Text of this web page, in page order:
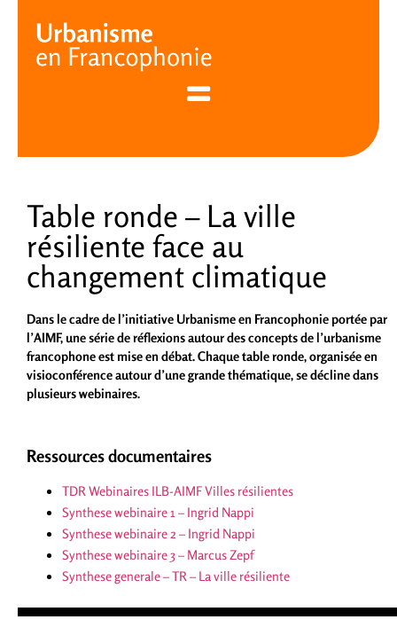
Table ronde – La ville
résiliente face au
changement climatique
Dans le cadre de l’initiative Urbanisme en Francophonie portée par
l’AIMF, une série de réflexions autour des concepts de l’urbanisme
francophone est mise en débat. Chaque table ronde, organisée en
visioconférence autour d’une grande thématique, se décline dans
plusieurs webinaires.
Ressources documentaires
TDR Webinaires ILB-AIMF Villes résilientes
Synthese webinaire 1 – Ingrid Nappi
Synthese webinaire 2 – Ingrid Nappi
Synthese webinaire 3 – Marcus Zepf
Synthese generale – TR – La ville résiliente